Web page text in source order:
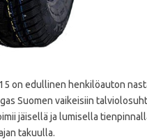
on edullinen henkilöauton
Suomen vaikeisiin
jäisellä ja lumisella
takuulla.